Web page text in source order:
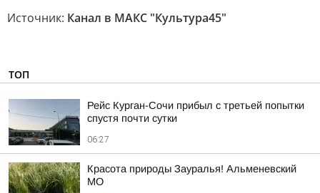
Источник: Канал в МАКС "Культура45"
ТОП
Рейс Курган-Сочи прибыл с третьей попытки
спустя почти сутки
06:27
Красота природы Зауралья! Альменевский
МО